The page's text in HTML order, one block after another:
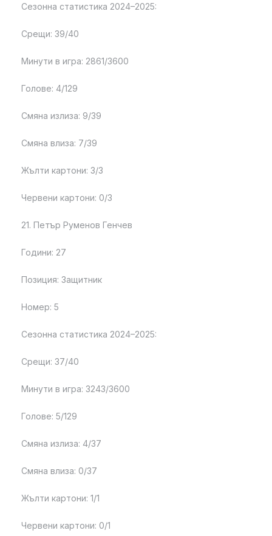
Сезонна статистика 2024–2025:
Срещи: 39/40
Минути в игра: 2861/3600
Голове: 4/129
Смяна излиза: 9/39
Смяна влиза: 7/39
Жълти картони: 3/3
Червени картони: 0/3
21. Петър Руменов Генчев
Години: 27
Позиция: Защитник
Номер: 5
Сезонна статистика 2024–2025:
Срещи: 37/40
Минути в игра: 3243/3600
Голове: 5/129
Смяна излиза: 4/37
Смяна влиза: 0/37
Жълти картони: 1/1
Червени картони: 0/1